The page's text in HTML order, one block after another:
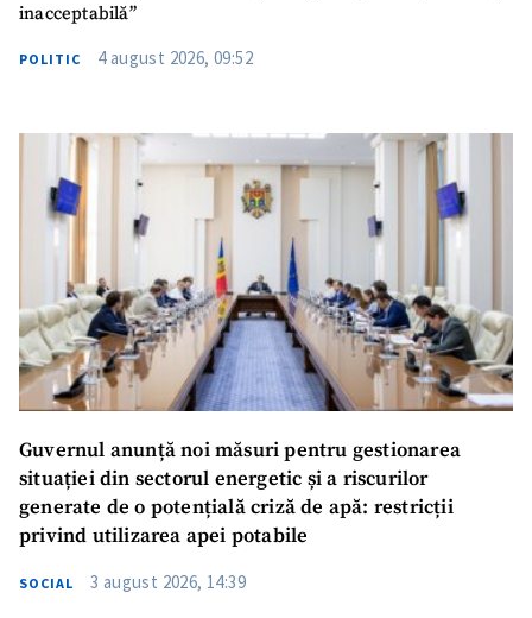
inacceptabilă”
POLITIC 4 august 2026, 09:52
Guvernul anunță noi măsuri pentru gestionarea
situației din sectorul energetic și a riscurilor
generate de o potențială criză de apă: restricții
privind utilizarea apei potabile
SOCIAL 3 august 2026, 14:39